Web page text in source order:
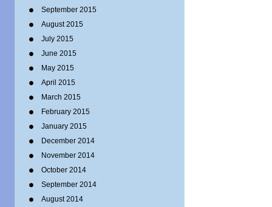
September 2015
August 2015
July 2015
June 2015
May 2015
April 2015
March 2015
February 2015
January 2015
December 2014
November 2014
October 2014
September 2014
August 2014